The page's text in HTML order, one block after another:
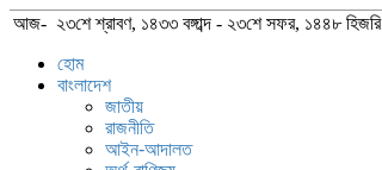
আজ- ২৩শে শ্রাবণ, ১৪৩৩ বঙ্গাব্দ - ২৩শে সফর, ১৪৪৮ হিজরি
হোম
বাংলাদেশ
জাতীয়
রাজনীতি
আইন-আদালত